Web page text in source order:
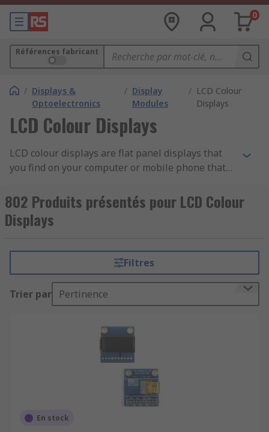
0
Références fabricant
/ Displays &
Optoelectronics
/ Display
Modules
/ LCD Colour
Displays
LCD Colour Displays
LCD colour displays are flat panel displays that
you find on your computer or mobile phone that
produce a specific colour. A popular type of LCD
display is the TFT LCD display module or TFT
panel that uses TFT (Thin-Film Transistor)
sheets of independently controlled transistors
that offer full RGB with the ability to display a
wide range of colours and hues. These LCD TFT
displays produce images that are much brighter
as being able to refresh more quickly.
802 Produits présentés pour LCD Colour
Displays
Filtres
Trier par Pertinence
En stock